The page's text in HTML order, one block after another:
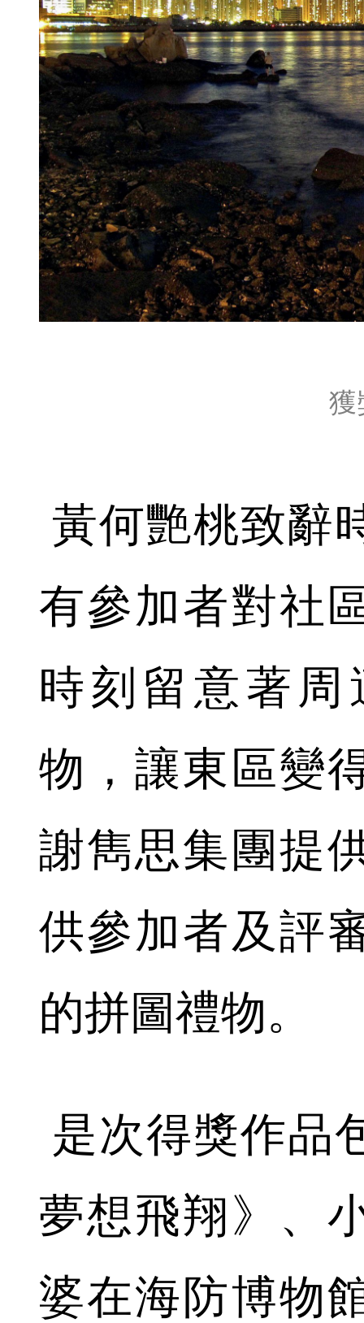
獲
黃何艷桃致辭
有參加者對社
時刻留意著
物，讓東區變
謝雋思集團提
供參加者及評
的拼圖禮物。
是次得獎作品
夢想飛翔》、
婆在海防博物